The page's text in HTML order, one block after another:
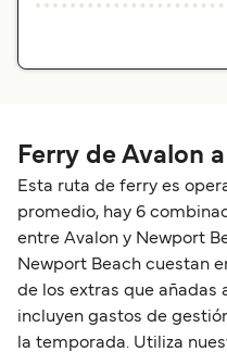
Ferry de Avalon
Esta ruta de ferry es
promedio, hay 6
entre Avalon y Newport
Newport Beach cuestan
de los extras que añadas
incluyen gastos de
la temporada. Utiliza